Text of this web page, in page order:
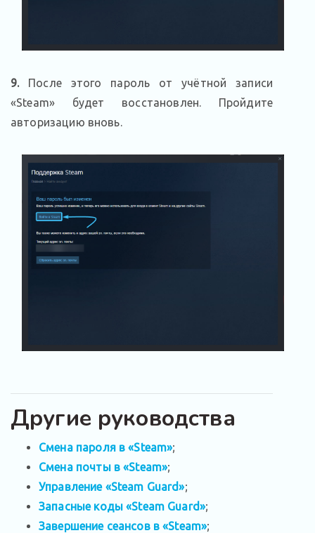
9.После этого пароль от учётной записи
«Steam» будет восстановлен. Пройдите
авторизацию вновь.
Другие руководства
Смена пароля в «Steam»;
Смена почты в «Steam»;
Управление «Steam Guard»;
Запасные коды «Steam Guard»;
Завершение сеансов в «Steam»;